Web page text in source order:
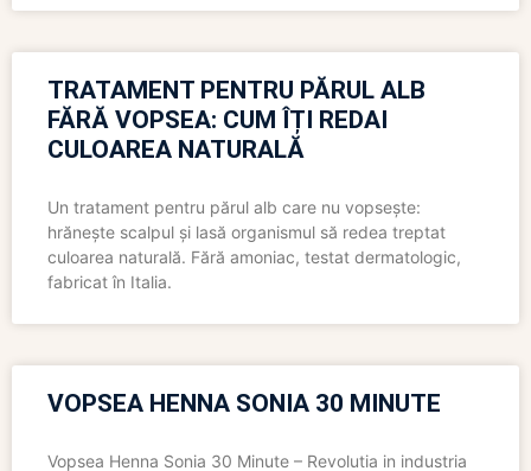
TRATAMENT PENTRU PĂRUL ALB
FĂRĂ VOPSEA: CUM ÎȚI REDAI
CULOAREA NATURALĂ
Un tratament pentru părul alb care nu vopsește:
hrănește scalpul și lasă organismul să redea treptat
culoarea naturală. Fără amoniac, testat dermatologic,
fabricat în Italia.
VOPSEA HENNA SONIA 30 MINUTE
Vopsea Henna Sonia 30 Minute – Revolutia in industria